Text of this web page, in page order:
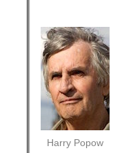
Harry Popow